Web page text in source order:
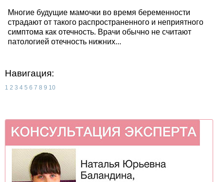
Многие будущие мамочки во время беременности
страдают от такого распространенного и неприятного
симптома как отечность. Врачи обычно не считают
патологией отечность нижних...
Навигация:
1 2 3 4 5 6 7 8 9 10